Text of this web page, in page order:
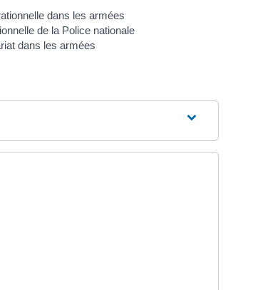
dans les armées
de la Police nationale
dans les armées